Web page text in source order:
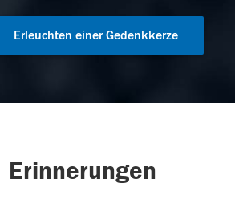
Erleuchten einer Gedenkkerze
Erinnerungen